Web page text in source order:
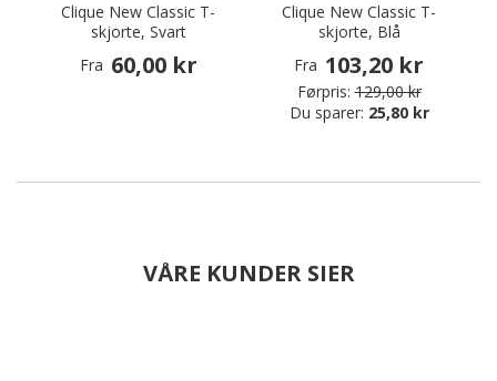
Clique New Classic T-
skjorte, Svart
Fra 60,00 kr
Clique New Classic T-
skjorte, Blå
Fra 103,20 kr
Førpris: 129,00 kr
Du sparer: 25,80 kr
VÅRE KUNDER SIER